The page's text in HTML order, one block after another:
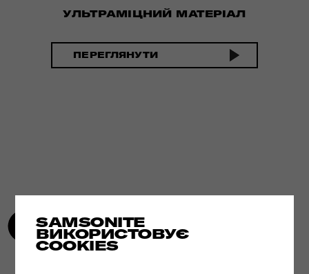
SAMSONITE
ВИКОРИСТОВУЄ
COOKIES
УЛЬТРАМІЦНИЙ МАТЕРІАЛ
ПЕРЕГЛЯНУТИ